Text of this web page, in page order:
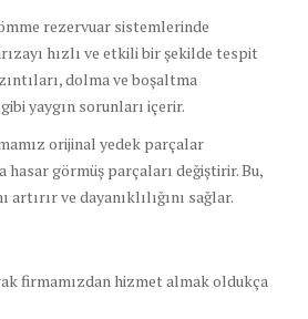
rezervuar sistemlerinde
hızlı ve etkili bir şekilde tespit
dolma ve boşaltma
yaygın sorunları içerir.
orijinal yedek parçalar
hasar görmüş parçaları değiştirir. Bu,
ve dayanıklılığını sağlar.
firmamızdan hizmet almak oldukça